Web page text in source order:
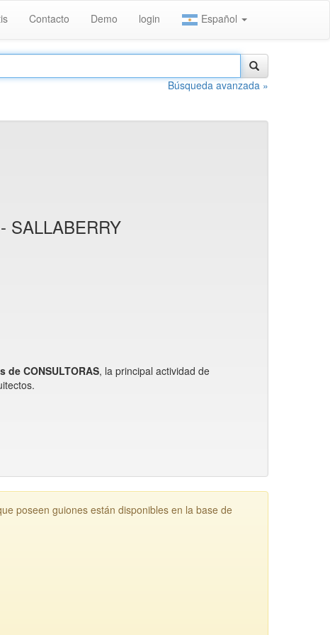
Contacto Demo login Español
Búsqueda avanzada »
SALLABERRY
de CONSULTORAS, la principal actividad de
poseen guiones están disponibles en la base de